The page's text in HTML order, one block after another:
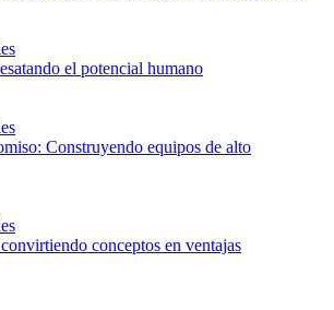
el potencial humano
Construyendo equipos de alto
conceptos en ventajas